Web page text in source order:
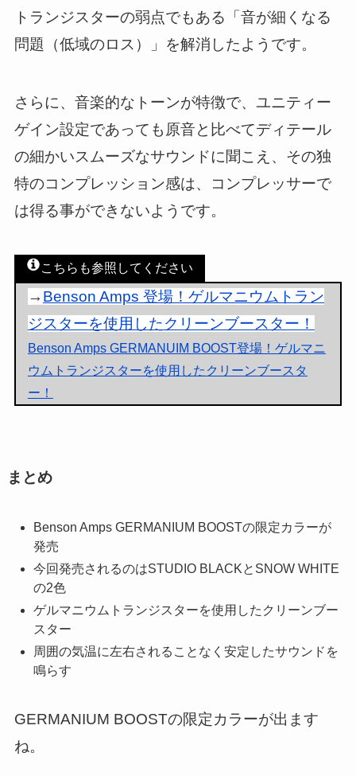
トランジスターの弱点でもある「音が細くなる
問題（低域のロス）」を解消したようです。
さらに、音楽的なトーンが特徴で、ユニティー
ゲイン設定であっても原音と比べてディテール
の細かいスムーズなサウンドに聞こえ、その独
特のコンプレッション感は、コンプレッサーで
は得る事ができないようです。
こちらも参照してください
→ Benson Amps 登場！ゲルマニウムトラン
ジスターを使用したクリーンブースター！
Benson Amps GERMANUIM BOOST登場！ゲルマニ
ウムトランジスターを使用したクリーンブースタ
ー！
まとめ
Benson Amps GERMANIUM BOOSTの限定カラーが
発売
今回発売されるのはSTUDIO BLACKとSNOW WHITE
の2色
ゲルマニウムトランジスターを使用したクリーンブー
スター
周囲の気温に左右されることなく安定したサウンドを
鳴らす
GERMANIUM BOOSTの限定カラーが出ます
ね。